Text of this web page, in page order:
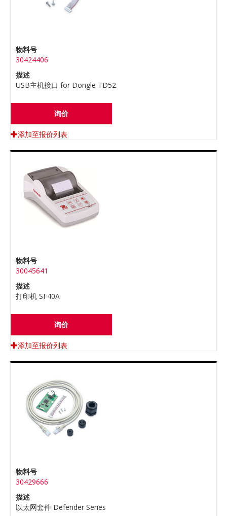
物料号
30424406
描述
USB主机接口 for Dongle TD52
询价
添加至报价列表
物料号
30045641
描述
打印机 SF40A
询价
添加至报价列表
物料号
30429666
描述
以太网套件 Defender Series